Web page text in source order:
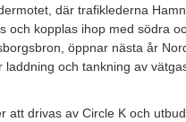
där trafiklederna
och kopplas ihop med södra
öppnar nästa år
laddning och tankning av
att drivas av Circle K och